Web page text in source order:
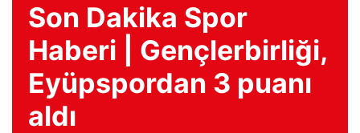
Son Dakika Spor
Haberi | Gençlerbirliği,
Eyüpspordan 3 puanı
aldı